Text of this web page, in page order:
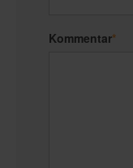
Kommentar*